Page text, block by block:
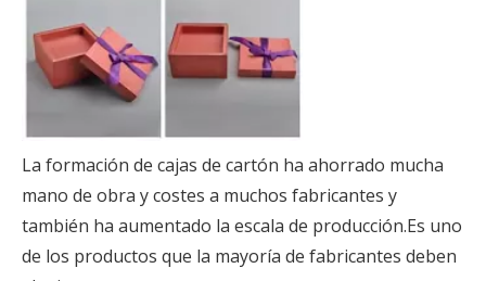
La formación de cajas de cartón ha ahorrado mucha
mano de obra y costes a muchos fabricantes y
también ha aumentado la escala de producción.Es uno
de los productos que la mayoría de fabricantes deben